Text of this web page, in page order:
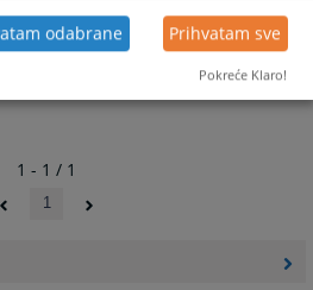
1 - 1 / 1
1
odabrane Prihvatam sve
Pokreće Klaro!